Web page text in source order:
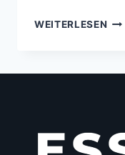
WEITERLESEN